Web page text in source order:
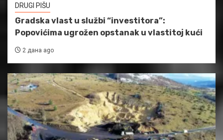
DRUGI PIŠU
Gradska vlast u službi “investitora”:
Popovićima ugrožen opstanak u vlastitoj kući
2 дана ago